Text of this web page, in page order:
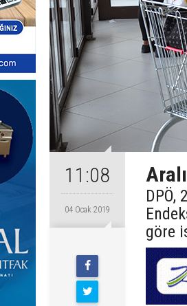
11:08
04 Ocak 2019
DPÖ,
göre